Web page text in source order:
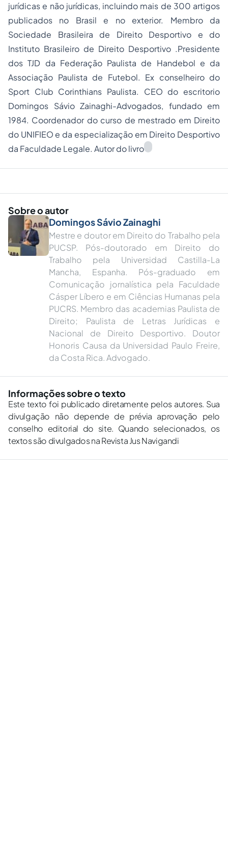
jurídicas e não jurídicas, incluindo mais de 300 artigos
publicados no Brasil e no exterior. Membro da
Sociedade Brasileira de Direito Desportivo e do
Instituto Brasileiro de Direito Desportivo .Presidente
dos TJD da Federação Paulista de Handebol e da
Associação Paulista de Futebol. Ex conselheiro do
Sport Club Corinthians Paulista. CEO do escritorio
Domingos Sávio Zainaghi-Advogados, fundado em
1984. Coordenador do curso de mestrado em Direito
do UNIFIEO e da especialização em Direito Desportivo
da Faculdade Legale. Autor do livro
Sobre o autor
Domingos Sávio Zainaghi
Mestre e doutor em Direito do Trabalho pela
PUCSP. Pós-doutorado em Direito do
Trabalho pela Universidad Castilla-La
Mancha, Espanha. Pós-graduado em
Comunicação jornalística pela Faculdade
Cásper Líbero e em Ciências Humanas pela
PUCRS. Membro das academias Paulista de
Direito; Paulista de Letras Jurídicas e
Nacional de Direito Desportivo. Doutor
Honoris Causa da Universidad Paulo Freire,
da Costa Rica. Advogado.
Informações sobre o texto
Este texto foi publicado diretamente pelos autores. Sua
divulgação não depende de prévia aprovação pelo
conselho editorial do site. Quando selecionados, os
textos são divulgados na Revista Jus Navigandi